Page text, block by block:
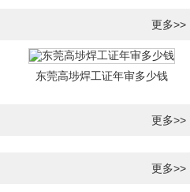
更多>>
东莞高埗焊工证年审多少钱
更多>>
更多>>